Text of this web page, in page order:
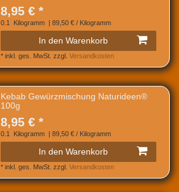
8,95 € *
0.1 Kilogramm | 89,50 € / Kilogramm
In den Warenkorb
* inkl. ges. MwSt. zzgl. Versandkosten
Kebab Gewürzmischung Naturideen®
100g
8,95 € *
0.1 Kilogramm | 89,50 € / Kilogramm
In den Warenkorb
* inkl. ges. MwSt. zzgl. Versandkosten